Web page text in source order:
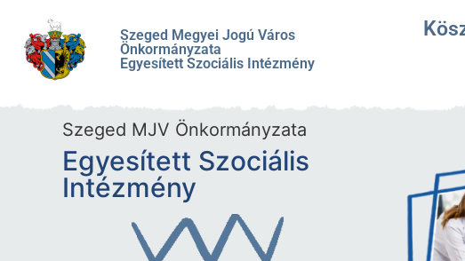
Szeged Megyei Jogú Város
Önkormányzata
Egyesített Szociális Intézmény
Szeged MJV Önkormányzata
Egyesített Szociális
Intézmény